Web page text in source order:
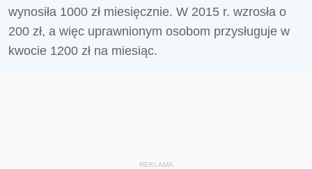
wynosiła 1000 zł miesięcznie. W 2015 r. wzrosła o
200 zł, a więc uprawnionym osobom przysługuje w
kwocie 1200 zł na miesiąc.
REKLAMA